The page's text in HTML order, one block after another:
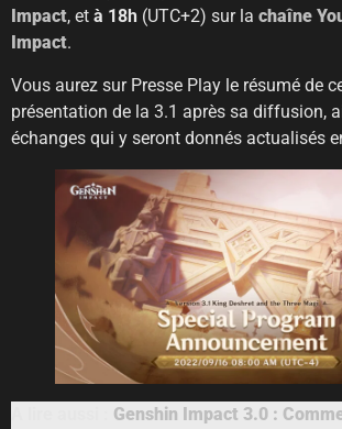
Impact, et à 18h (UTC+2) sur la chaîne
Impact.
Vous aurez sur Presse Play le résumé de
présentation de la 3.1 après sa diffusion,
échanges qui y seront donnés actualisés
Genshin Impact 3.0 :